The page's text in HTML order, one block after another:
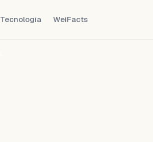
Tecnología WeiFacts